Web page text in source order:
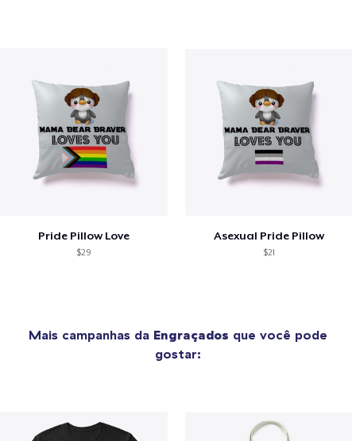
Pride Pillow Love
$29
Asexual Pride Pillow
$21
Mais campanhas da Engraçados que você pode
gostar: